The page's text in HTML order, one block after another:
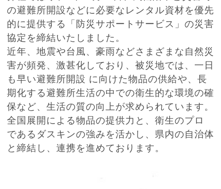
の避難所開設などに必要なレンタル資材を優先
的に提供する「防災サポートサービス」の災害
協定を締結いたしました。
近年、地震や台風、豪雨などさまざまな自然災
害が頻発、激甚化しており、被災地では、一日
も早い避難所開設 に向けた物品の供給や、長
期化する避難所生活の中での衛生的な環境の確
保など、生活の質の向上が求められています。
全国展開による物品の提供力と、衛生のプロ
であるダスキンの強みを活かし、県内の自治体
と締結し、連携を進めております。